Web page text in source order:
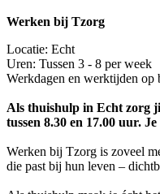
Werken bij Tzorg
Locatie: Echt
Uren: Tussen 3 - 8 per week
Werkdagen en werktijden op
Als thuishulp in Echt zorg
tussen 8.30 en 17.00 uur.
Werken bij Tzorg is zoveel
die past bij hun leven –